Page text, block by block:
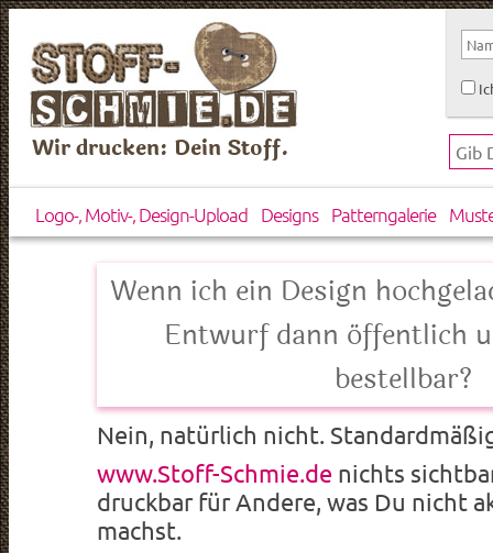
Wir drucken: Dein Stoff.
Logo-, Motiv-, Design-Upload Designs Patterngalerie
Wenn ich ein Design
Entwurf dann öffentlich
bestellbar?
Nein, natürlich nicht.
www.Stoff-Schmie.de nichts
druckbar für Andere, was Du nicht
machst.